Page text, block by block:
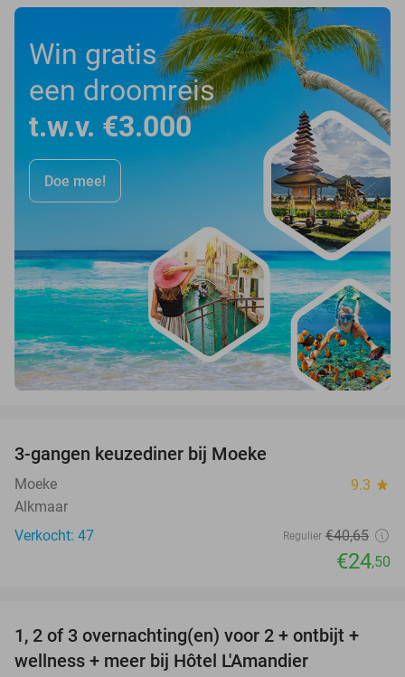
Win gratis
een droomreis
t.w.v. €3.000
Doe mee!
3-gangen keuzediner bij Moeke
Moeke 9.3 star
Alkmaar
Verkocht: 47
Regulier €40,65
€24,50
32%
TODAY
1, 2 of 3 overnachting(en) voor 2 + ontbijt +
wellness + meer bij Hôtel L'Amandier